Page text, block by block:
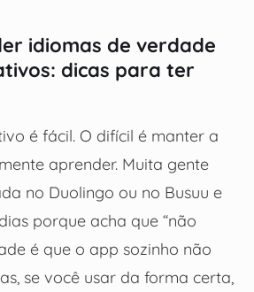
idiomas de verdade
dicas para ter
é fácil. O difícil é manter a
aprender. Muita gente
no Duolingo ou no Busuu e
porque acha que “não
é que o app sozinho não
se você usar da forma certa,